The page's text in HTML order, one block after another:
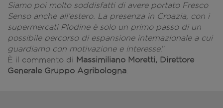
Siamo poi molto soddisfatti di avere portato Fresco
Senso anche all’estero. La presenza in Croazia, con i
supermercati Plodine è solo un primo passo di un
possibile percorso di espansione internazionale a cui
guardiamo con motivazione e interesse.”
È il commento di Massimiliano Moretti, Direttore
Generale Gruppo Agribologna